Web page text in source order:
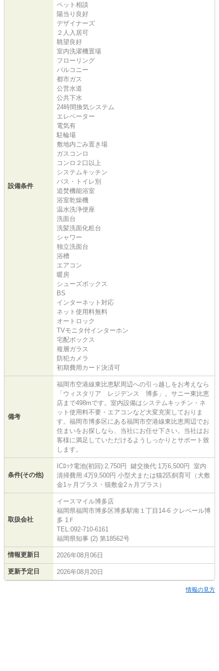
設備条件
ペット相談
陽当り良好
デザイナーズ
２人入居可
眺望良好
室内洗濯機置場
フローリング
バルコニー
都市ガス
公営水道
公共下水
24時間換気システム
エレベーター
電気有
駐輪場
敷地内ごみ置き場
ガスコンロ
コンロ２口以上
システムキッチン
バス・トイレ別
追焚機能浴室
浴室乾燥機
温水洗浄便座
洗面台
洗髪洗面化粧台
シャワー
独立洗面台
浴槽
エアコン
暖房
シューズボックス
BS
インターネット対応
ネット使用料無料
オートロック
TVモニタ付インターホン
宅配ボックス
複層ガラス
防犯カメラ
初期費用カード決済可
備考
福岡市空港線東比恵駅周辺への引っ越しをお考えなら
「ウィスタリア レジデンス 博多」。サニー東比恵
店まで498mです。室内設備はシステムキッチン・ネ
ット使用料不要・エアコンなど大変充実しておりま
す。福岡市博多区にある福岡市空港線東比恵周辺でお
住まいをお探しなら、当社にお任せ下さい。当社はお
客様に満足していただけるようしっかりとサポート致
します。
条件(その他)
ICﾛｯｸ電池(初回):2,750円 鍵交換代:1万6,500円 室内
清掃費用:4万9,500円 小型犬または猫2匹飼育可（犬敷
金1ヶ月プラス・猫敷金2ヵ月プラス）
取扱会社
イースマイル博多店
福岡県福岡市博多区博多駅南１丁目14-6 クレベール博
多 1Ｆ
TEL:092-710-6161
福岡県知事 (2) 第18562号
情報更新日 2026年08月06日
更新予定日 2026年08月20日
情報の見方